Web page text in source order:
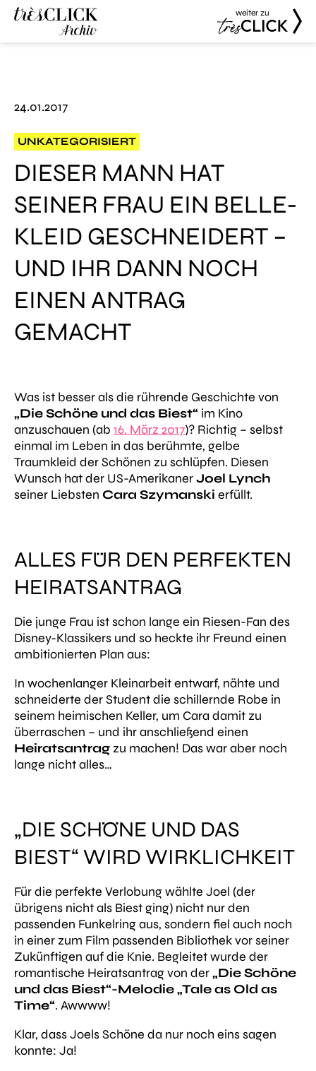
weiter zu
24.01.2017
UNKATEGORISIERT
DIESER MANN HAT
SEINER FRAU EIN BELLE-
KLEID GESCHNEIDERT –
UND IHR DANN NOCH
EINEN ANTRAG
GEMACHT
Was ist besser als die rührende Geschichte von
„Die Schöne und das Biest“ im Kino
anzuschauen (ab 16. März 2017)? Richtig – selbst
einmal im Leben in das berühmte, gelbe
Traumkleid der Schönen zu schlüpfen. Diesen
Wunsch hat der US-AmerikanerJoel Lynch
seiner Liebsten Cara Szymanski erfüllt.
ALLES FÜR DEN PERFEKTEN
HEIRATSANTRAG
Die junge Frau ist schon lange ein Riesen-Fan des
Disney-Klassikers und so heckte ihr Freund einen
ambitionierten Plan aus:
In wochenlanger Kleinarbeit entwarf, nähte und
schneiderte der Student die schillernde Robe in
seinem heimischen Keller, um Cara damit zu
überraschen – und ihr anschließend einen
Heiratsantrag zu machen! Das war aber noch
lange nicht alles…
„DIE SCHÖNE UND DAS
BIEST“ WIRD WIRKLICHKEIT
Für die perfekte Verlobung wählte Joel (der
übrigens nicht als Biest ging) nicht nur den
passenden Funkelring aus, sondern fiel auch noch
in einer zum Film passenden Bibliothek vor seiner
Zukünftigen auf die Knie. Begleitet wurde der
romantische Heiratsantrag von der„Die Schöne
und das Biest“-Melodie „Tale as Old as
Time“. Awwww!
Klar, dass Joels Schöne da nur noch eins sagen
konnte: Ja!